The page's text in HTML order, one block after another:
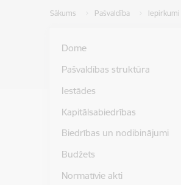
Sākums Pašvaldība Iepirkumi
Dome
Pašvaldības struktūra
Iestādes
Kapitālsabiedrības
Biedrības un nodibinājumi
Budžets
Normatīvie akti